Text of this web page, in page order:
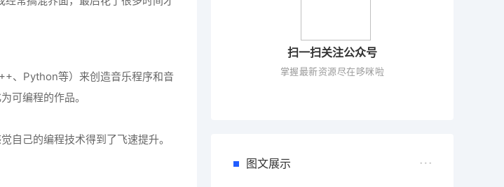
、Python等）来创造音乐程序和音
可编程的作品。
自己的编程技术得到了飞速提升。
扫一扫关注公众号
掌握最新资源尽在哆咪啦
图文展示